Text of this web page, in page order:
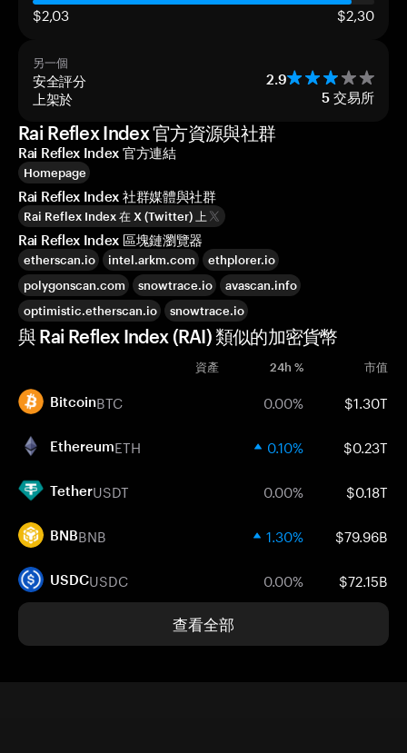
$2,03 $2,30
另一個
安全評分 2.9
上架於 5 交易所
Rai Reflex Index 官方資源與社群
Rai Reflex Index 官方連結
Homepage
Rai Reflex Index 社群媒體與社群
Rai Reflex Index 在 X (Twitter) 上
Rai Reflex Index 區塊鏈瀏覽器
etherscan.io intel.arkm.com
ethplorer.io
polygonscan.com
snowtrace.io
avascan.info
optimistic.etherscan.io
snowtrace.io
與 Rai Reflex Index (RAI) 類似的加密貨幣
資產 24h % 市值
BitcoinBTC 0.00% $1.30T
EthereumETH 0.10% $0.23T
TetherUSDT 0.00% $0.18T
BNBBNB 1.30% $79.96B
USDCUSDC 0.00% $72.15B
查看全部